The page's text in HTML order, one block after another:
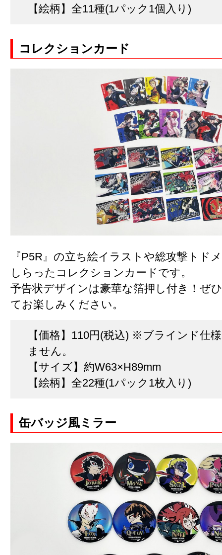
【絵柄】全11種(1パック1個入り)
コレクションカード
『P5R』の立ち絵イラストや総攻撃トド
しらったコレクションカードです。
予告状デザインは豪華な箔押し付き！ぜ
てお楽しみください。
【価格】110円(税込) ※ブラインド仕
ません。
【サイズ】約W63×H89mm
【絵柄】全22種(1パック1枚入り)
缶バッジ風ミラー